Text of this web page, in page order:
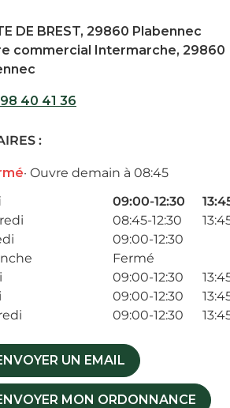
DE BREST, 29860 Plabennec
commercial Intermarche, 29860
40 41 36
:
· Ouvre demain à 08:45
09:00-12:30
08:45-12:30
09:00-12:30
Fermé
09:00-12:30
09:00-12:30
09:00-12:30
UN EMAIL
MON ORDONNANCE